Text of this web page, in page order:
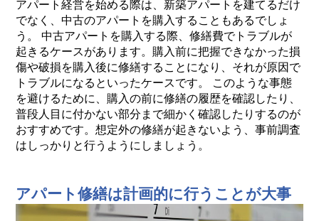
アパート経営を始める際は、新築アパートを建てるだけ
でなく、中古のアパートを購入することもあるでしょ
う。 中古アパートを購入する際、修繕費でトラブルが
起きるケースがあります。購入前に把握できなかった損
傷や破損を購入後に修繕することになり、それが原因で
トラブルになるといったケースです。 このような事態
を避けるために、購入の前に修繕の履歴を確認したり、
普段人目に付かない部分まで細かく確認したりするのが
おすすめです。想定外の修繕が起きないよう、事前調査
はしっかりと行うようにしましょう。
アパート修繕は計画的に行うことが大事